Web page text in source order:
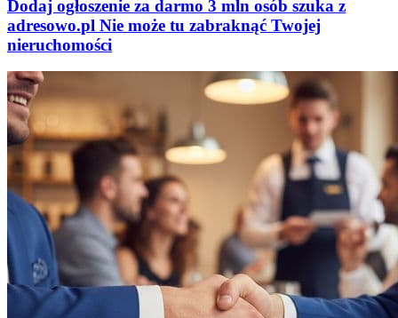
Dodaj ogłoszenie za darmo 3 mln osób szuka z
adresowo.pl Nie może tu zabraknąć Twojej
nieruchomości